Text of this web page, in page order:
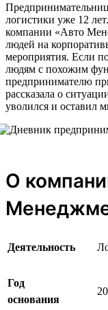
логистики уже 12
компании «Авто
людей на
мероприятия. Если
людям с похожим
предпринимателю
рассказала о
уволился и оставил
О
Деятельность
Год
основания